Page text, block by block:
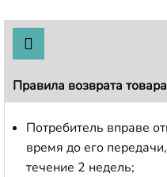
Правила возврата товара
Потребитель вправе
время до его
течение 2 недель;